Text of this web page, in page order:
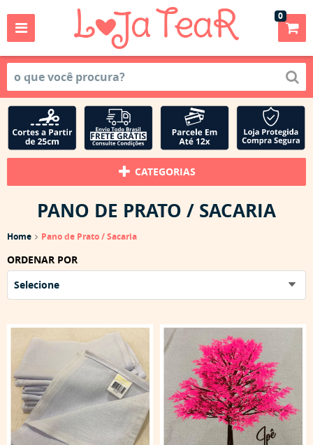
0
CATEGORIAS
PANO DE PRATO / SACARIA
Home Pano de Prato / Sacaria
ORDENAR POR
Selecione